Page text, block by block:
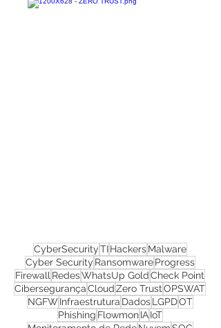
CyberSecurityTIHackersMalware
Cyber Security RansomwareProgress
FirewallRedesWhatsUp Gold Check Point
CibersegurançaCloudZero Trust